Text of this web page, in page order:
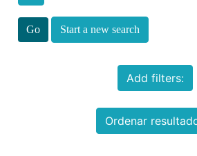
Start a new search
Add filters:
Ordenar